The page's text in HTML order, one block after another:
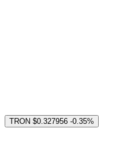
TRON $0.327956 -0.35%